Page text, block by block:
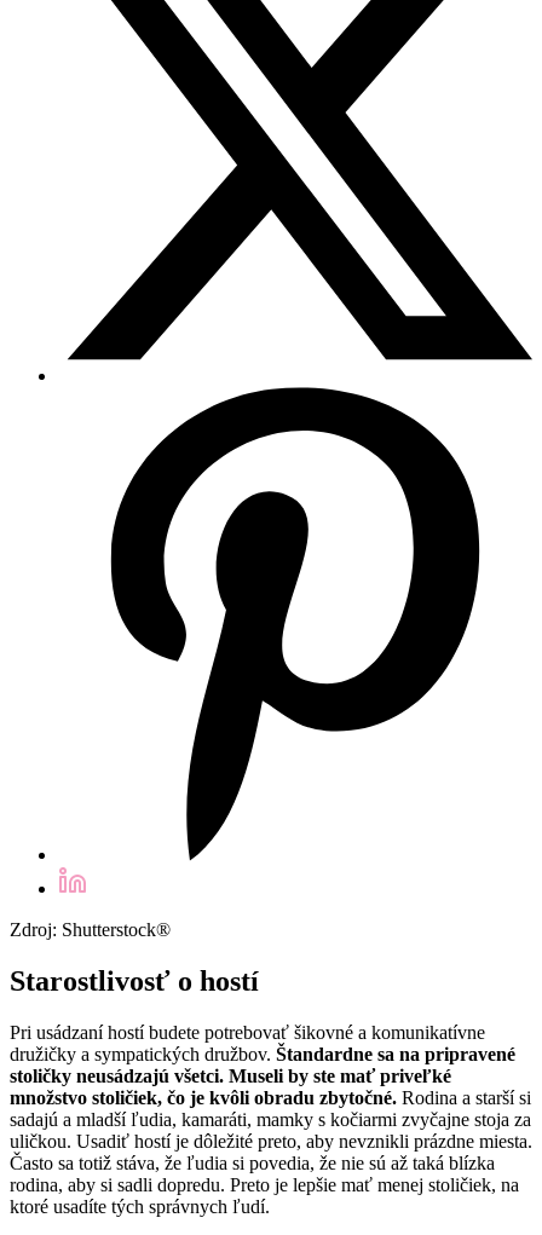
Zdroj: Shutterstock®
Starostlivosť o hostí
Pri usádzaní hostí budete potrebovať šikovné a komunikatívne
družičky a sympatických družbov. Štandardne sa na pripravené
stoličky neusádzajú všetci. Museli by ste mať priveľké
množstvo stoličiek, čo je kvôli obradu zbytočné. Rodina a starší si
sadajú a mladší ľudia, kamaráti, mamky s kočiarmi zvyčajne stoja za
uličkou. Usadiť hostí je dôležité preto, aby nevznikli prázdne miesta.
Často sa totiž stáva, že ľudia si povedia, že nie sú až taká blízka
rodina, aby si sadli dopredu. Preto je lepšie mať menej stoličiek, na
ktoré usadíte tých správnych ľudí.